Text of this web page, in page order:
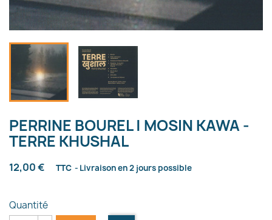
PERRINE BOUREL | MOSIN KAWA -
TERRE KHUSHAL
12,00 € TTC Livraison en 2 jours possible
Quantité